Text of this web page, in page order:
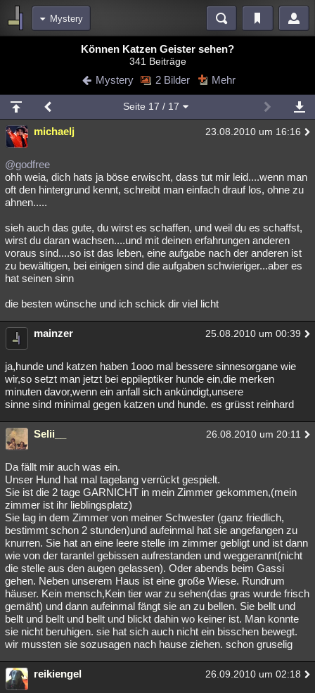
Mystery
Blogs Videos
Chat Wiki Neuigkeiten
meine Rubriken
Menschen Mystery Kriminalfälle
Spiritualität
Natur Umfragen Unterhaltung
Philosophie Träume Orte Esoterik Literatur
Astronomie Helpdesk Gruppen Gaming Filme
Übersichten
Besucht Teilgenommen Geschlossen
Können Katzen Geister sehen?
341 Beiträge
Mystery 2 Bilder Mehr
Seite 17 / 17
michaelj 23.08.2010 um 16:16
@godfree
ohh weia, dich hats ja böse erwischt, dass tut mir leid....wenn man
oft den hintergrund kennt, schreibt man einfach drauf los, ohne zu
ahnen.....
sieh auch das gute, du wirst es schaffen, und weil du es schaffst,
wirst du daran wachsen....und mit deinen erfahrungen anderen
voraus sind....so ist das leben, eine aufgabe nach der anderen ist
zu bewältigen, bei einigen sind die aufgaben schwieriger...aber es
hat seinen sinn
die besten wünsche und ich schick dir viel licht
mainzer 25.08.2010 um 00:39
ja,hunde und katzen haben 1ooo mal bessere sinnesorgane wie
wir,so setzt man jetzt bei eppileptiker hunde ein,die merken
minuten davor,wenn ein anfall sich ankündigt,unsere
sinne sind minimal gegen katzen und hunde. es grüsst reinhard
Selii__ 26.08.2010 um 20:11
Da fällt mir auch was ein.
Unser Hund hat mal tagelang verrückt gespielt.
Sie ist die 2 tage GARNICHT in mein Zimmer gekommen,(mein
zimmer ist ihr lieblingsplatz)
Sie lag in dem Zimmer von meiner Schwester (ganz friedlich,
bestimmt schon 2 stunden)und aufeinmal hat sie angefangen zu
knurren. Sie hat an eine leere stelle im zimmer gebligt und ist dann
wie von der tarantel gebissen aufrestanden und weggerannt(nicht
die stelle aus den augen gelassen). Oder abends beim Gassi
gehen. Neben unserem Haus ist eine große Wiese. Rundrum
häuser. Kein mensch,Kein tier war zu sehen(das gras wurde frisch
gemäht) und dann aufeinmal fängt sie an zu bellen. Sie bellt und
bellt und bellt und bellt und blickt dahin wo keiner ist. Man konnte
sie nicht beruhigen. sie hat sich auch nicht ein bisschen bewegt.
wir mussten sie sozusagen nach hause ziehen. schon gruselig
reikiengel 26.09.2010 um 02:18